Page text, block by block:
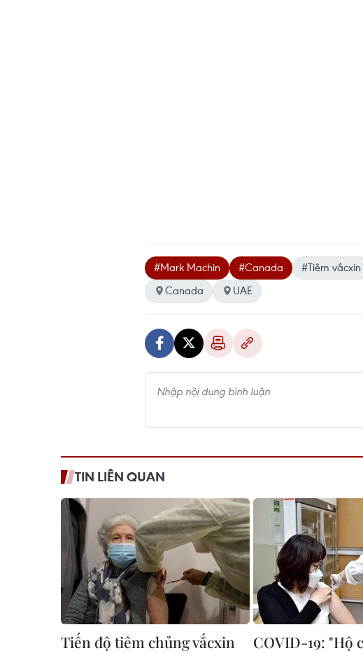
#Mark Machin #Canada #Tiêm vắcxin
Canada
UAE
TIN LIÊN QUAN
Tiến độ tiêm chủng vắcxin
COVID-19: "Hộ